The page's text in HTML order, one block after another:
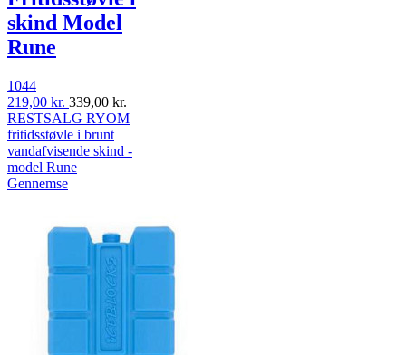
skind Model
Rune
1044
219,00 kr. 339,00 kr.
RESTSALG RYOM
fritidsstøvle i brunt
vandafvisende skind -
model Rune
Gennemse